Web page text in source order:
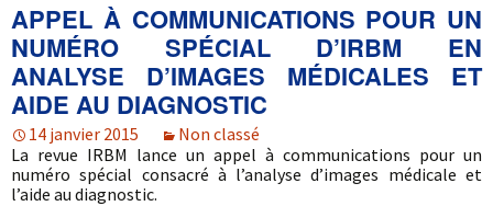
APPEL À COMMUNICATIONS POUR UN
NUMÉRO SPÉCIAL D’IRBM EN
ANALYSE D’IMAGES MÉDICALES ET
AIDE AU DIAGNOSTIC
14 janvier 2015
Non classé
La revue IRBM lance un appel à communications pour un
numéro spécial consacré à l’analyse d’images médicale et
l’aide au diagnostic.